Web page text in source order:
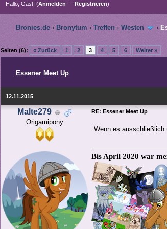
Hallo, Gast! (Anmelden — Registrieren)
Bronies.de › Bronytum › Treffen › Westen ›
Seiten (6): « Zurück 1 2 3 4 5 6 Weiter »
Essener Meet Up
12.11.2015
Malte279
Origamipony
RE: Essener Meet Up
Wenn es ausschließlich
Bis April 2020 war